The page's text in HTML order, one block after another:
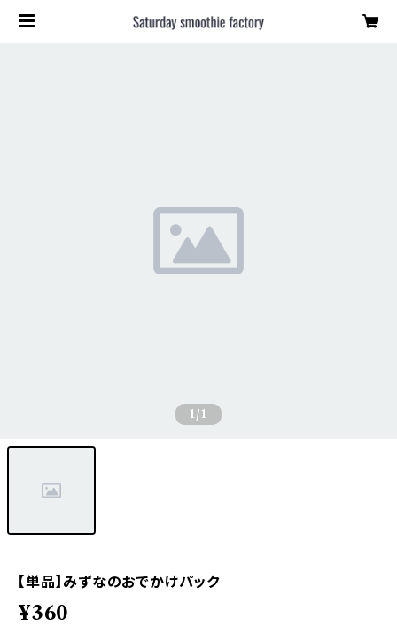
1 /1
【単品】みずなのおでかけパック
¥360